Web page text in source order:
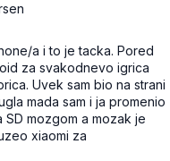
a i to je tacka. Pored
za svakodnevo igrica
Uvek sam bio na strani
mada sam i ja promenio
mozgom a mozak je
xiaomi za